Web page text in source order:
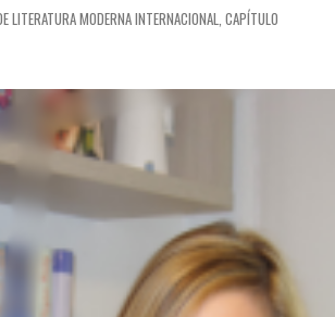
LITERATURA MODERNA INTERNACIONAL, CAPÍTULO